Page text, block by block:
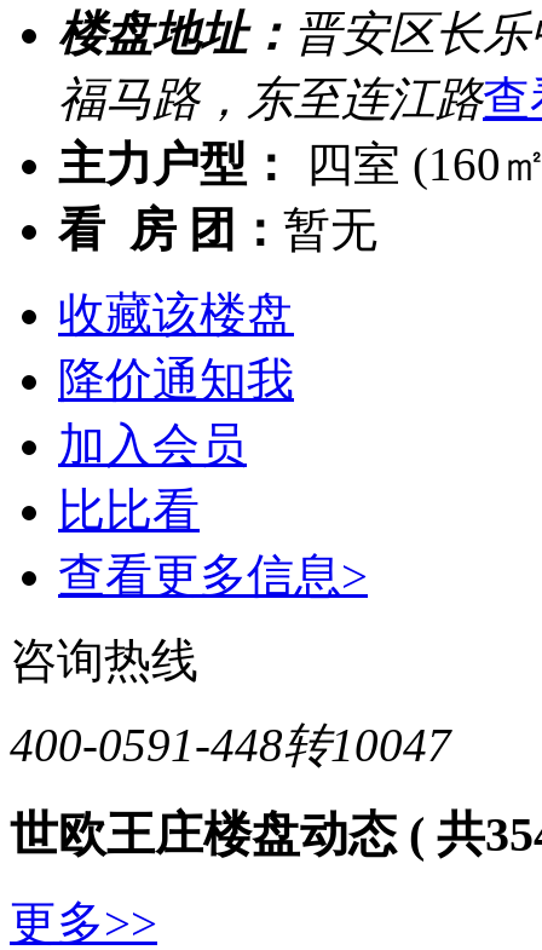
楼盘地址： 晋安区长
福马路，东至连江路查
主力户型：
四室 (160
看 房 团： 暂无
收藏该楼盘
降价通知我
加入会员
比比看
查看更多信息>
咨询热线
400-0591-448转10047
世欧王庄楼盘动态 ( 共
更多>>